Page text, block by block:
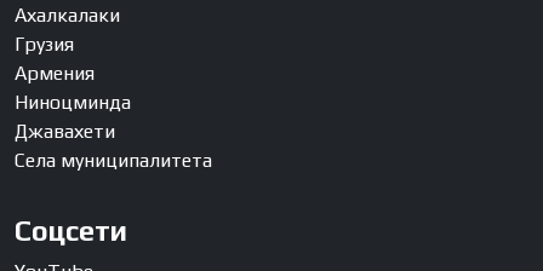
Ахалкалаки
Грузия
Армения
Ниноцминда
Джавахети
Села муниципалитета
Соцсети